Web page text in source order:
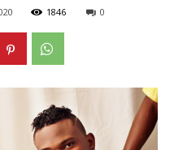
1846 0